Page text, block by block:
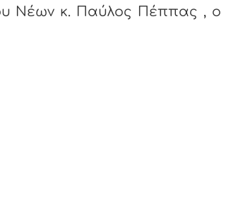
Νέων κ. Παύλος Πέππας , ο